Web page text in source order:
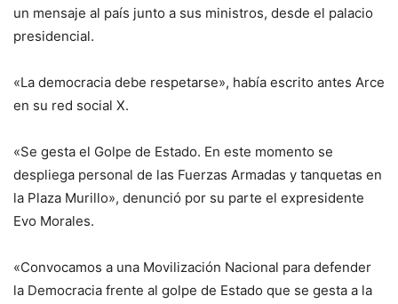
un mensaje al país junto a sus ministros, desde el palacio
presidencial.
«La democracia debe respetarse», había escrito antes Arce
en su red social X.
«Se gesta el Golpe de Estado. En este momento se
despliega personal de las Fuerzas Armadas y tanquetas en
la Plaza Murillo», denunció por su parte el expresidente
Evo Morales.
«Convocamos a una Movilización Nacional para defender
la Democracia frente al golpe de Estado que se gesta a la